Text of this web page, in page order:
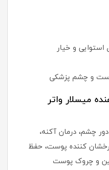
و خیار
و چشم پزشکی
میسلار واتر
چشم، درمان آکنه،
کننده پوست، حفظ
و چروک پوست